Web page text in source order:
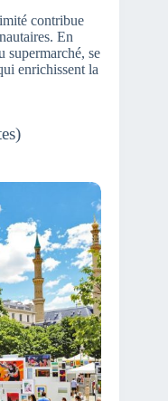
contribue
En
supermarché, se
enrichissent la